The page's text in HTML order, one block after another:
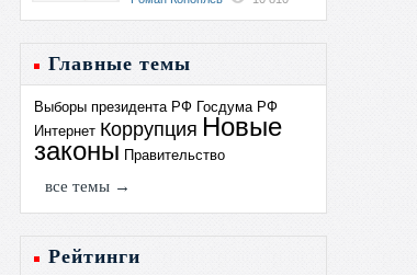
Главные темы
Выборы президента РФ Госдума РФ
Интернет Коррупция Новые
законы Правительство
все темы →
Рейтинги